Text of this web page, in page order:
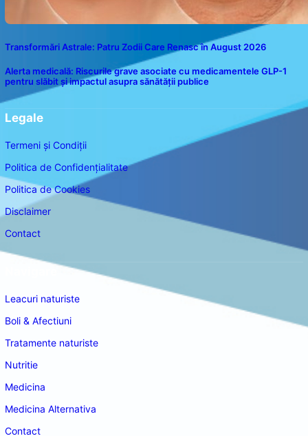
Transformări Astrale: Patru Zodii Care Renasc în August 2026
Alerta medicală: Riscurile grave asociate cu medicamentele GLP-1
pentru slăbit și impactul asupra sănătății publice
Legale
Termeni și Condiții
Politica de Confidențialitate
Politica de Cookies
Disclaimer
Contact
Leacuri naturiste
Boli & Afectiuni
Tratamente naturiste
Nutritie
Medicina
Medicina Alternativa
Contact